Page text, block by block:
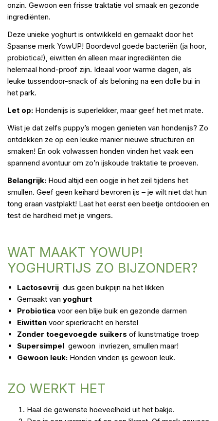
onzin. Gewoon een frisse traktatie vol smaak en gezonde
ingrediënten.
Deze unieke yoghurt is ontwikkeld en gemaakt door het
Spaanse merk YowUP! Boordevol goede bacteriën (ja hoor,
probiotica!), eiwitten én alleen maar ingrediënten die
helemaal hond-proof zijn. Ideaal voor warme dagen, als
leuke tussendoor-snack of als beloning na een dolle bui in
het park.
Let op: Hondenijs is superlekker, maar geef het met mate.
Wist je dat zelfs puppy’s mogen genieten van hondenijs? Zo
ontdekken ze op een leuke manier nieuwe structuren en
smaken! En ook volwassen honden vinden het vaak een
spannend avontuur om zo’n ijskoude traktatie te proeven.
Belangrijk: Houd altijd een oogje in het zeil tijdens het
smullen. Geef geen keihard bevroren ijs – je wilt niet dat hun
tong eraan vastplakt! Laat het eerst een beetje ontdooien en
test de hardheid met je vingers.
WAT MAAKT YOWUP!
YOGHURTIJS ZO BIJZONDER?
Lactosevrij dus geen buikpijn na het likken
Gemaakt van yoghurt
Probiotica voor een blije buik en gezonde darmen
Eiwitten voor spierkracht en herstel
Zonder toegevoegde suikers of kunstmatige troep
Supersimpel gewoon invriezen, smullen maar!
Gewoon leuk: Honden vinden ijs gewoon leuk.
ZO WERKT HET
Haal de gewenste hoeveelheid uit het bakje.